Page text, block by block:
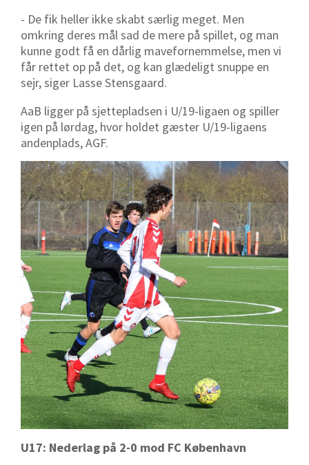
- De fik heller ikke skabt særlig meget. Men
omkring deres mål sad de mere på spillet, og man
kunne godt få en dårlig mavefornemmelse, men vi
får rettet op på det, og kan glædeligt snuppe en
sejr, siger Lasse Stensgaard.
AaB ligger på sjettepladsen i U/19-ligaen og spiller
igen på lørdag, hvor holdet gæster U/19-ligaens
andenplads, AGF.
U17: Nederlag på 2-0 mod FC København